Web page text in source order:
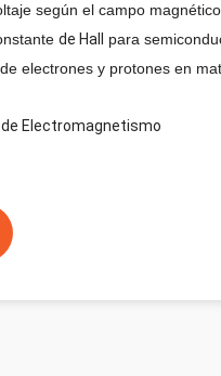
según el campo magnético.
de Hall
para
electrones y protones en
Electromagnetismo